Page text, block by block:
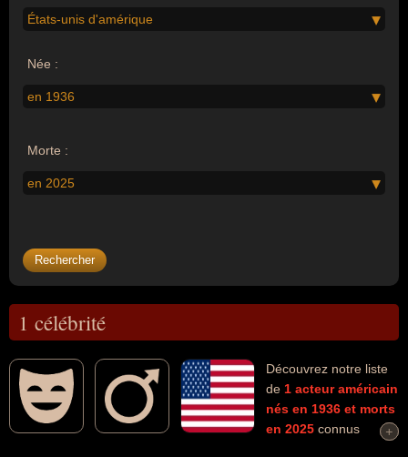
États-unis d'amérique
Née :
en 1936
Morte :
en 2025
1 célébrité
Découvrez notre liste
de 1 acteur américain
nés en 1936 et morts
en 2025 connus
+
+